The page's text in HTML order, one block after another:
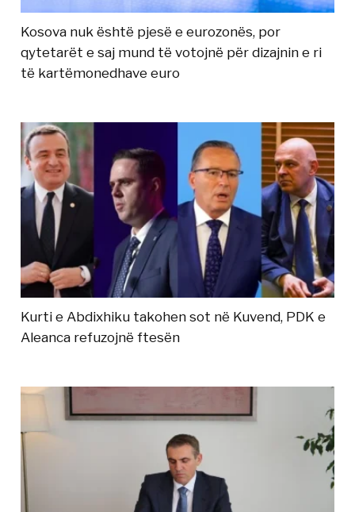
Kosova nuk është pjesë e eurozonës, por
qytetarët e saj mund të votojnë për dizajnin e ri
të kartëmonedhave euro
Kurti e Abdixhiku takohen sot në Kuvend, PDK e
Aleanca refuzojnë ftesën